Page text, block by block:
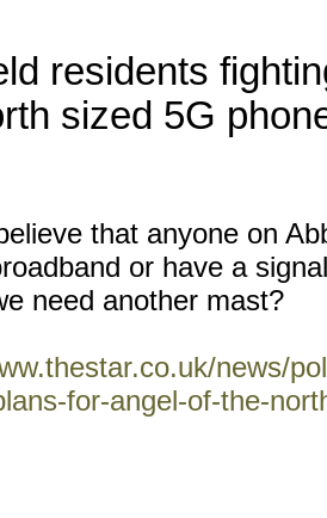
residents
sized 5G
that anyone on
or have a
need another mast?
news/
for-angel-of-the-